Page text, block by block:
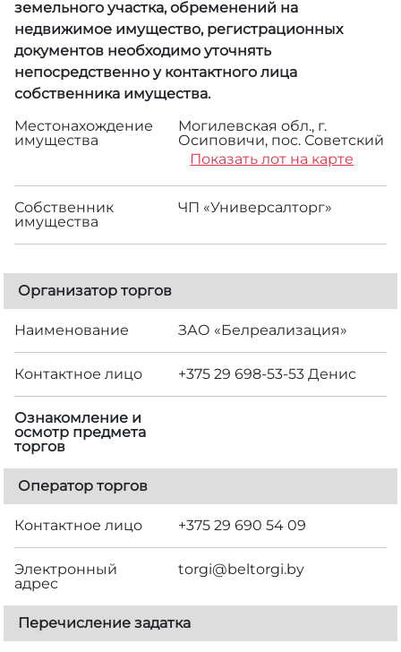
земельного участка, обременений на
недвижимое имущество, регистрационных
документов необходимо уточнять
непосредственно у контактного лица
собственника имущества.
Местонахождение
имущества
Могилевская обл., г.
Осиповичи, пос. Советский
Показать лот на карте
Собственник
имущества
ЧП «Универсалторг»
Организатор торгов
Наименование ЗАО «Белреализация»
Контактное лицо +375 29 698-53-53 Денис
Ознакомление и
осмотр предмета
торгов
Оператор торгов
Контактное лицо +375 29 690 54 09
Электронный
адрес
torgi@beltorgi.by
Перечисление задатка